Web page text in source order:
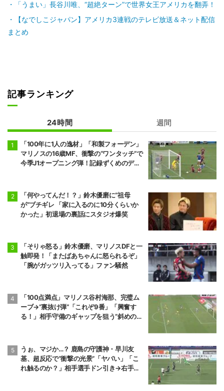
「うまい」長谷川唯、“超絶ターン”で世界女王アメリカを翻弄！
【なでしこジャパン】アメリカ3連戦のテレビ放送＆ネット配信
まとめ
記事ランキング
24時間 週間
「100年に1人の逸材」「和製フォーデン」
マリノスの16歳MF、衝撃の“ワンタッチ”で
今季J1オープニング弾！記録ずくめのデビ
「何やってんだ！？」鈴木優磨に“祖母
が”ブチギレ 「家に入るのに10分くらいか
かった」初退場の裏話にスタジオ爆笑
「そりゃ怒る」鈴木優磨、マリノスDFと一
触即発！「またばあちゃんに怒られるぞ」
「腕がガッツリ入ってる」ファン騒然
「100点満点」マリノス谷村海那、完璧ム
ーブ→“裏抜け弾”「これぞ9番」「興奮す
る！」相手守備のギャップを狙う”斜めの抜
うぉ、マジか…？ 鹿島の守護神・早川友
基、超反応で“衝撃の光景”「ヤバい」「こ
れ触るのか？」相手選手ドン引き→右手一